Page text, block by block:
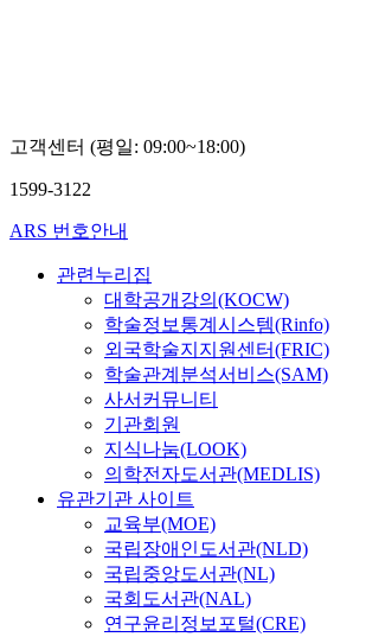
고객센터 (평일: 09:00~18:00)
1599-3122
ARS 번호안내
관련누리집
대학공개강의(KOCW)
학술정보통계시스템(Rinfo)
외국학술지지원센터(FRIC)
학술관계분석서비스(SAM)
사서커뮤니티
기관회원
지식나눔(LOOK)
의학전자도서관(MEDLIS)
유관기관 사이트
교육부(MOE)
국립장애인도서관(NLD)
국립중앙도서관(NL)
국회도서관(NAL)
연구윤리정보포털(CRE)